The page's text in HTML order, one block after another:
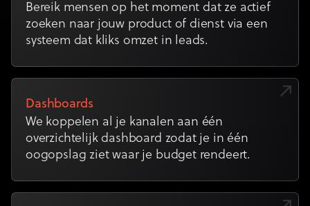
Bereik mensen op het moment dat ze actief
zoeken naar jouw product of dienst via een
systeem dat kliks omzet in leads.
Dashboards
We koppelen al je kanalen aan één
overzichtelijk dashboard zodat je in één
oogopslag ziet waar je budget rendeert.